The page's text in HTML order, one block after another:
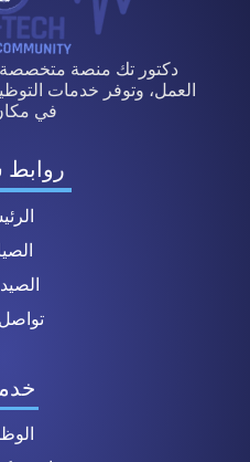
دكتور تك منصة متخصصة
العمل، وتوفر خدمات
في
روابط